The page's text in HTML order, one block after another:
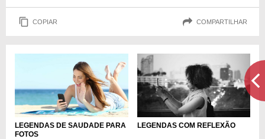
COPIAR COMPARTILHAR
LEGENDAS DE SAUDADE PARA
FOTOS
LEGENDAS COM REFLEXÃO